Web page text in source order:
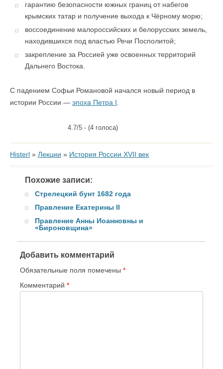
гарантию безопасности южных границ от набегов
крымских татар и получение выхода к Чёрному морю;
воссоединение малороссийских и белорусских земель,
находившихся под властью Речи Посполитой;
закрепление за Россией уже освоенных территорий
Дальнего Востока.
С падением Софьи Романовой начался новый период в
истории России — эпоха Петра I
4.7/5 - (4 голоса)
Histerl » Лекции » История России XVII век
Похожие записи:
Стрелецкий бунт 1682 года
Правление Екатерины II
Правление Анны Иоанновны и
«Бироновщина»
Добавить комментарий
Обязательные поля помечены *
Комментарий *